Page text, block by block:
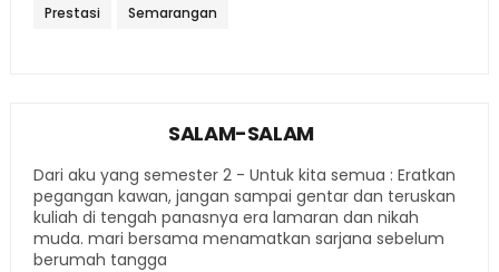
Prestasi Semarangan
SALAM-SALAM
Dari aku yang semester 2 - Untuk kita semua : Eratkan
pegangan kawan, jangan sampai gentar dan teruskan
kuliah di tengah panasnya era lamaran dan nikah
muda. mari bersama menamatkan sarjana sebelum
berumah tangga